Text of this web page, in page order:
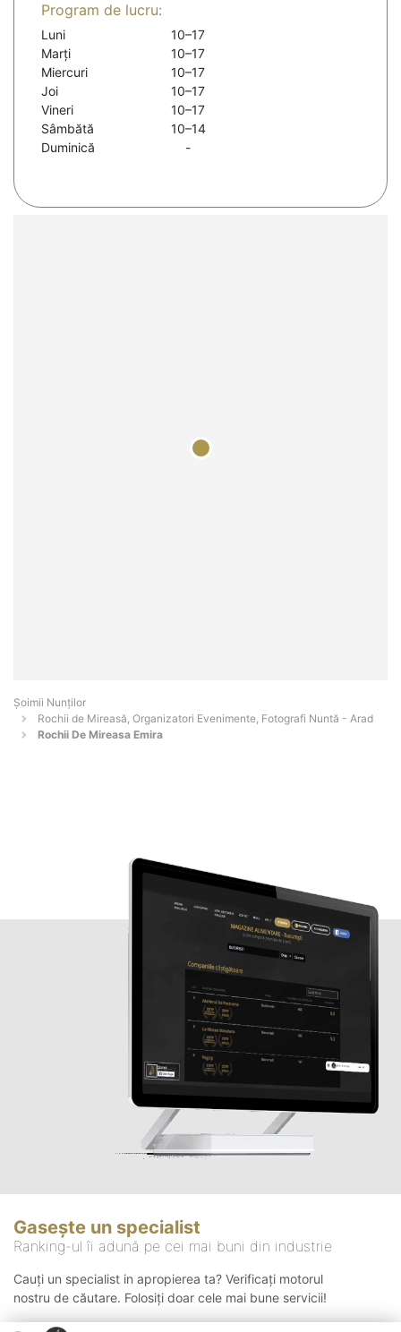
Program de lucru:
Luni
10–17
Marți
10–17
Miercuri
10–17
Joi
10–17
Vineri
10–17
Sâmbătă
10–14
Duminică
-
Șoimii Nunților
Rochii de Mireasă, Organizatori Evenimente, Fotografi Nuntă - Arad
Rochii De Mireasa Emira
Gasește un specialist
Ranking-ul îi adună pe cei mai buni din industrie
Cauți un specialist in apropierea ta? Verificați motorul
nostru de căutare. Folosiți doar cele mai bune servicii!